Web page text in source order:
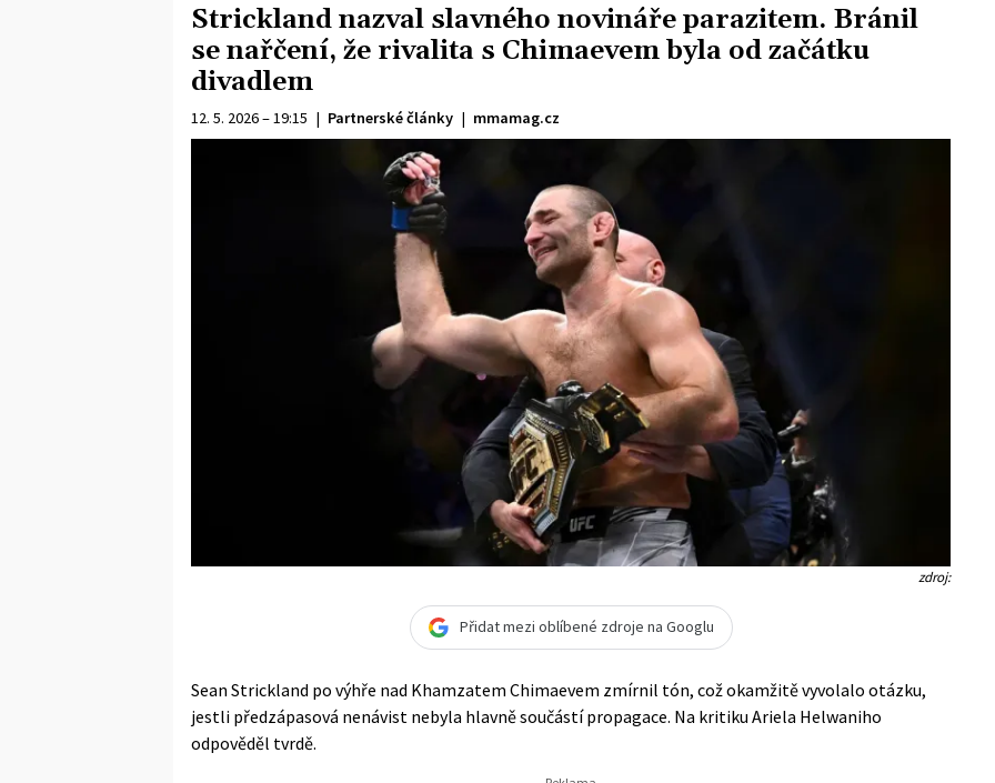
Strickland nazval slavného novináře parazitem. Bránil
se nařčení, že rivalita s Chimaevem byla od začátku
divadlem
12. 5. 2026 – 19:15 | Partnerské články | mmamag.cz
zdroj:
Přidat mezi oblíbené zdroje na Googlu
Sean Strickland po výhře nad Khamzatem Chimaevem zmírnil tón, což okamžitě vyvolalo otázku,
jestli předzápasová nenávist nebyla hlavně součástí propagace. Na kritiku Ariela Helwaniho
odpověděl tvrdě.